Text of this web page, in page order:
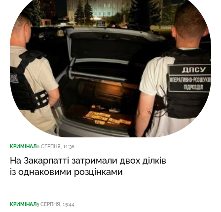
КРИМІНАЛ6 СЕРПНЯ, 11:38
На Закарпатті затримали двох ділків
із однаковими розцінками
КРИМІНАЛ5 СЕРПНЯ, 15:44